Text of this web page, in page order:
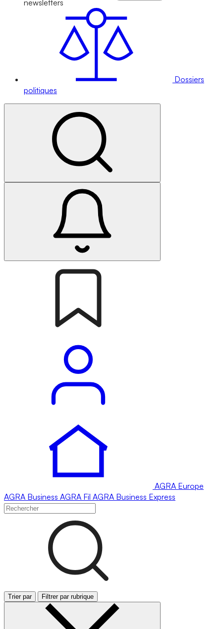
newsletters
Dossiers
politiques
AGRA Europe
AGRA Business AGRA Fil AGRA Business Express
Trier par Filtrer par rubrique